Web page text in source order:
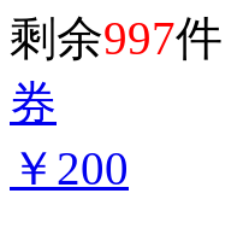
剩余997件
券
￥200